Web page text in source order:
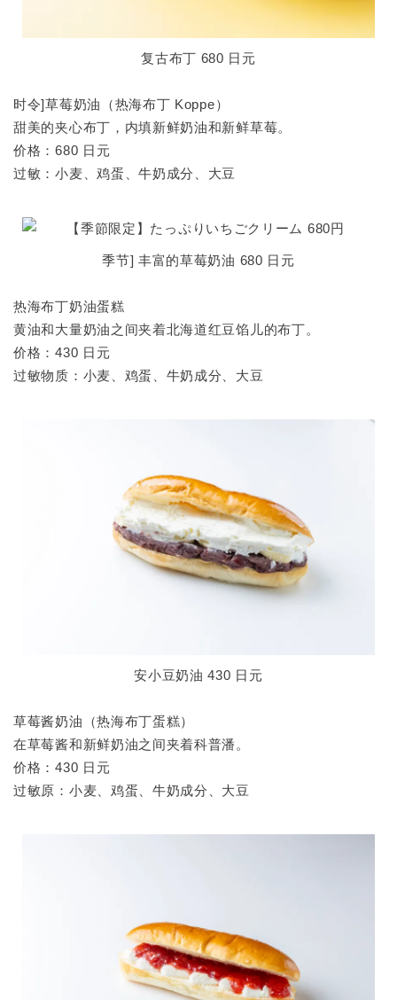
复古布丁 680 日元
时令]草莓奶油（热海布丁 Koppe）
甜美的夹心布丁，内填新鲜奶油和新鲜草莓。
价格：680 日元
过敏：小麦、鸡蛋、牛奶成分、大豆
季节] 丰富的草莓奶油 680 日元
热海布丁奶油蛋糕
黄油和大量奶油之间夹着北海道红豆馅儿的布丁。
价格：430 日元
过敏物质：小麦、鸡蛋、牛奶成分、大豆
安小豆奶油 430 日元
草莓酱奶油（热海布丁蛋糕）
在草莓酱和新鲜奶油之间夹着科普潘。
价格：430 日元
过敏原：小麦、鸡蛋、牛奶成分、大豆